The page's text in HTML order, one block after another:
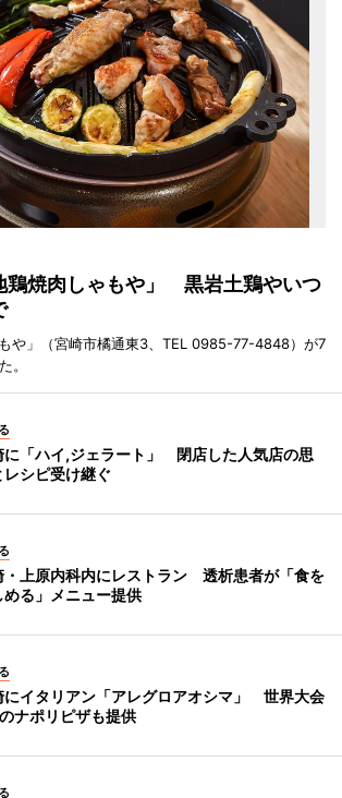
鶏焼肉しゃもや」 黒岩土鶏やいつ
もや」（宮崎市橘通東3、TEL 0985-77-4848）が7
。
に「ハイ,ジェラート」 閉店した人気店の思
レシピ受け継ぐ
・上原内科内にレストラン 透析患者が「食を
める」メニュー提供
にイタリアン「アレグロアオシマ」 世界大会
ナポリピザも提供